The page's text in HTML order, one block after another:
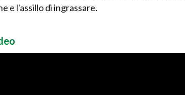
e l'assillo di ingrassare.